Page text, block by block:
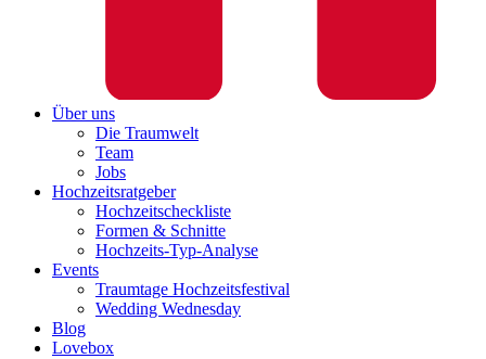
Über uns
Die Traumwelt
Team
Jobs
Hochzeitsratgeber
Hochzeitscheckliste
Formen & Schnitte
Hochzeits-Typ-Analyse
Events
Traumtage Hochzeitsfestival
Wedding Wednesday
Blog
Lovebox